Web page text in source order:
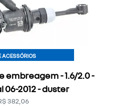
embreagem - 1.6/2.0 -
06-2012 - duster
ACESSÓRIOS
382,06